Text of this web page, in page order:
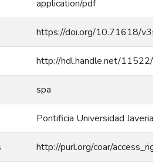
application/pdf
https://doi.org/10.71618/
http://hdl.handle.net/11522/
spa
Pontificia Universidad
http://purl.org/coar/